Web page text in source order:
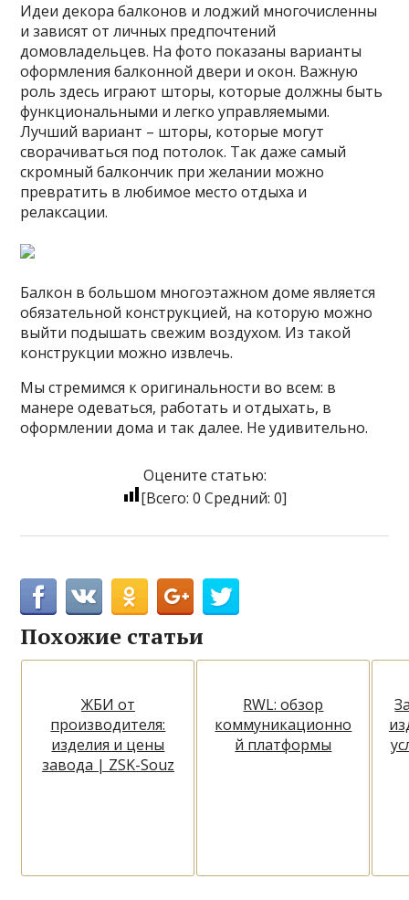
Идеи декора балконов и лоджий многочисленны
и зависят от личных предпочтений
домовладельцев. На фото показаны варианты
оформления балконной двери и окон. Важную
роль здесь играют шторы, которые должны быть
функциональными и легко управляемыми.
Лучший вариант – шторы, которые могут
сворачиваться под потолок. Так даже самый
скромный балкончик при желании можно
превратить в любимое место отдыха и
релаксации.
Балкон в большом многоэтажном доме является
обязательной конструкцией, на которую можно
выйти подышать свежим воздухом. Из такой
конструкции можно извлечь.
Мы стремимся к оригинальности во всем: в
манере одеваться, работать и отдыхать, в
оформлении дома и так далее. Не удивительно.
Оцените статью:
[Всего: 0 Средний: 0]
Похожие статьи
ЖБИ от
производителя:
изделия и цены
завода | ZSK-Souz
RWL: обзор
коммуникационно
й платформы